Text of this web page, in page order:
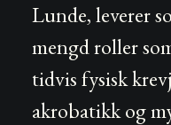
Lunde, leverer
mengd roller
tidvis fysisk
akrobatikk og